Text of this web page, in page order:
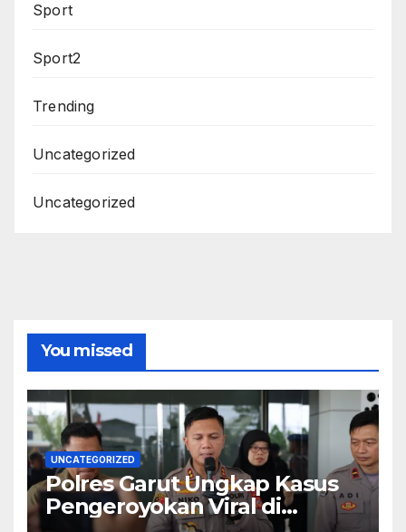
Sport
Sport2
Trending
Uncategorized
Uncategorized
You missed
UNCATEGORIZED
Polres Garut Ungkap Kasus
Pengeroyokan Viral di